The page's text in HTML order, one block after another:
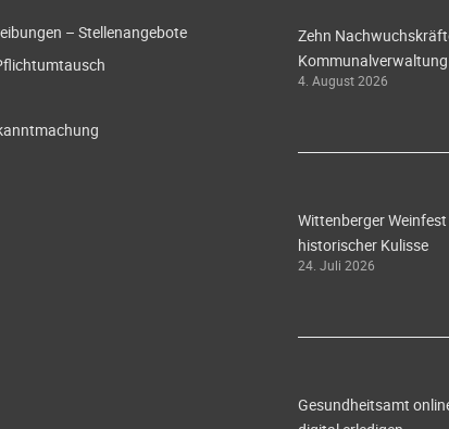
– Stellenangebote
Zehn
4. August 2026
Wittenberger
historischer Kulisse
24. Juli 2026
Gesundheitsamt